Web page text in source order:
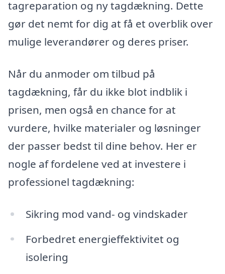
tagreparation og ny tagdækning. Dette
gør det nemt for dig at få et overblik over
mulige leverandører og deres priser.
Når du anmoder om tilbud på
tagdækning, får du ikke blot indblik i
prisen, men også en chance for at
vurdere, hvilke materialer og løsninger
der passer bedst til dine behov. Her er
nogle af fordelene ved at investere i
professionel tagdækning:
Sikring mod vand- og vindskader
Forbedret energieffektivitet og
isolering